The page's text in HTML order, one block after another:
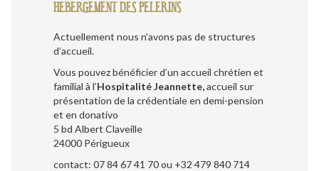
HEBERGEMENT DES PELERINS
Actuellement nous n’avons pas de structures
d’accueil.
Vous pouvez bénéficier d’un accueil chrétien et
familial à l’Hospitalité Jeannette,accueil sur
présentation de la crédentiale en demi-pension
et en donativo
5 bd Albert Claveille
24000 Périgueux
contact: 07 84 67 41 70 ou +32 479 840 714